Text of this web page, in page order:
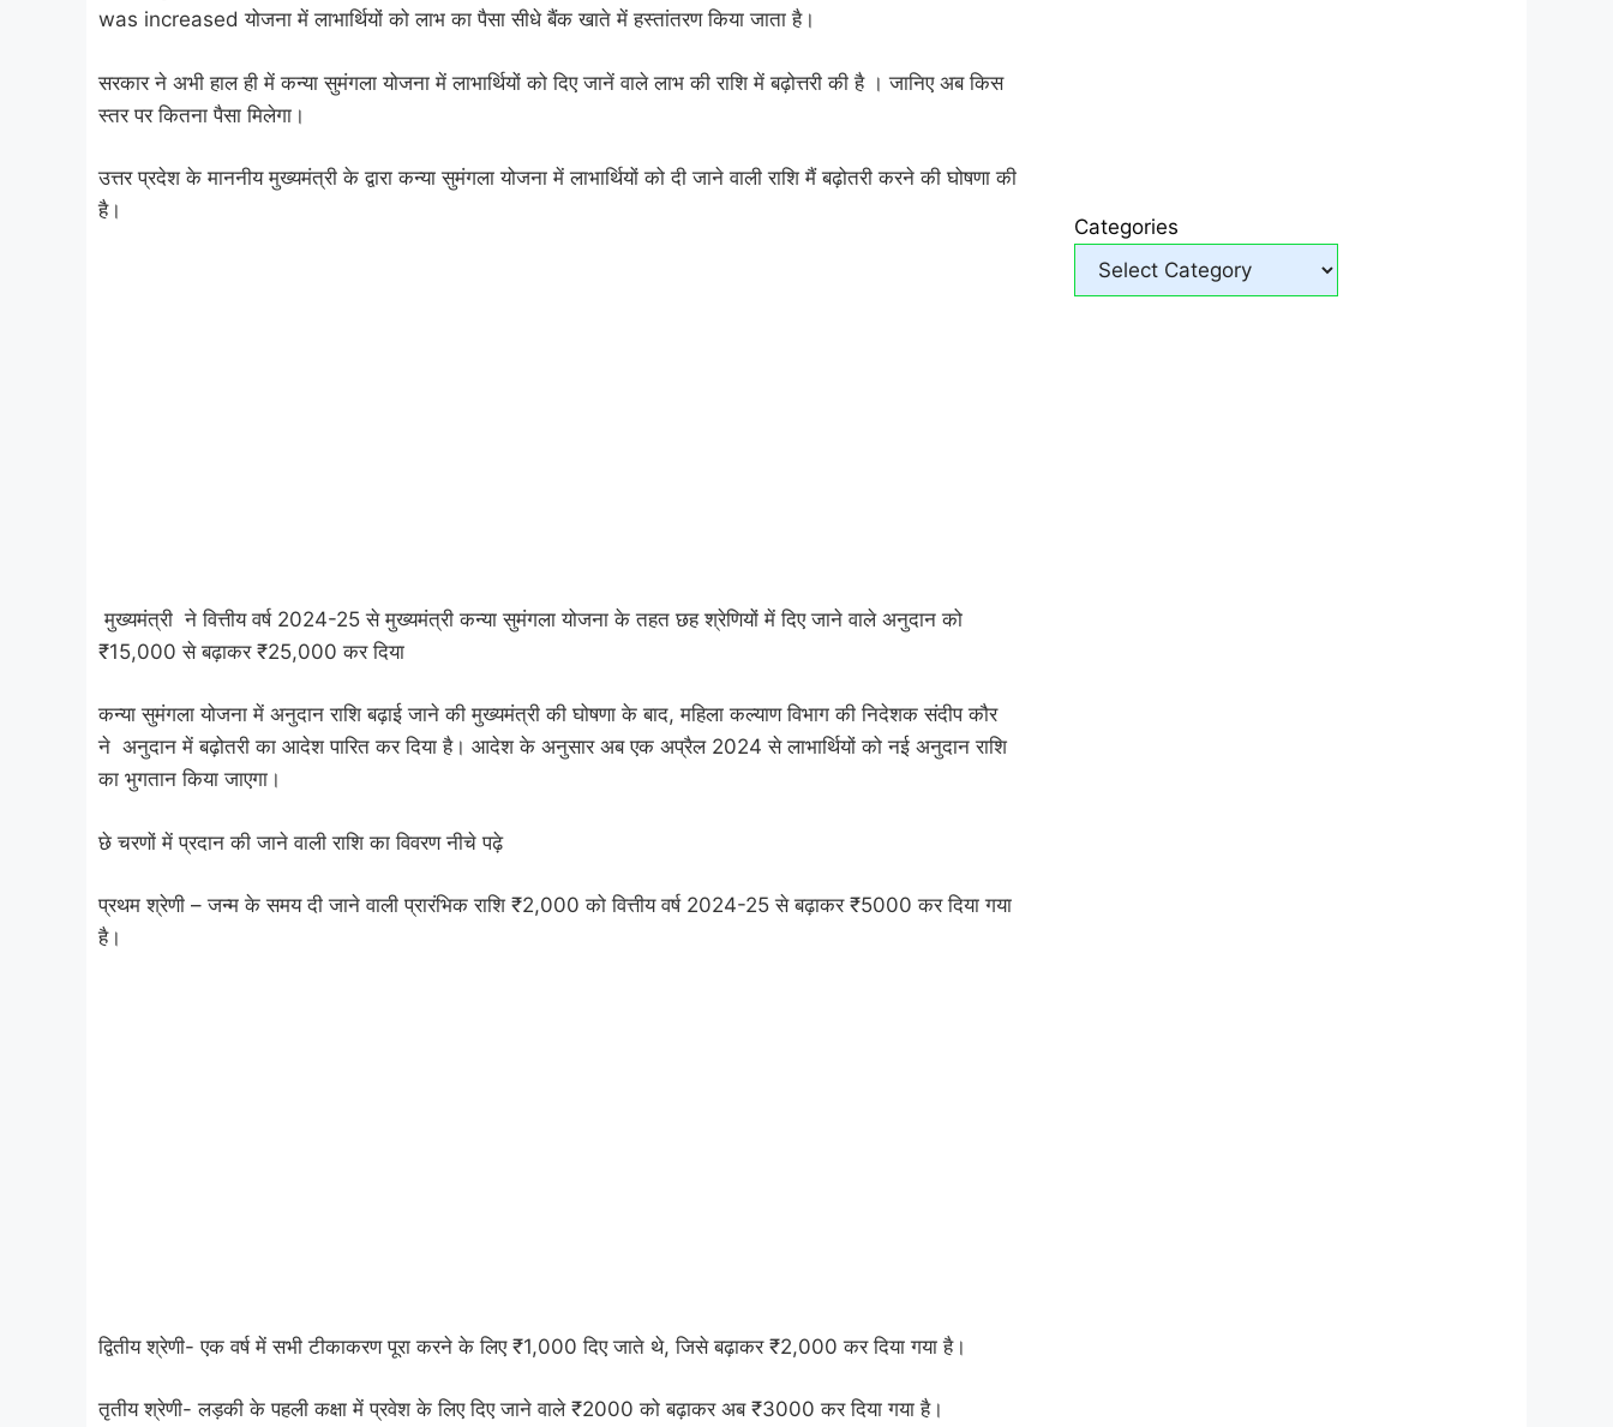
was increased योजना में लाभार्थियों को लाभ का पैसा सीधे बैंक खाते में हस्तांतरण किया जाता है।
सरकार ने अभी हाल ही में कन्या सुमंगला योजना में लाभार्थियों को दिए जानें वाले लाभ की राशि में बढ़ोत्तरी की है । जानिए अब किस
स्तर पर कितना पैसा मिलेगा।
उत्तर प्रदेश के माननीय मुख्यमंत्री के द्वारा कन्या सुमंगला योजना में लाभार्थियों को दी जाने वाली राशि मैं बढ़ोतरी करने की घोषणा की
है।
मुख्यमंत्री ने वित्तीय वर्ष 2024-25 से मुख्यमंत्री कन्या सुमंगला योजना के तहत छह श्रेणियों में दिए जाने वाले अनुदान को
₹15,000 से बढ़ाकर ₹25,000 कर दिया
कन्या सुमंगला योजना में अनुदान राशि बढ़ाई जाने की मुख्यमंत्री की घोषणा के बाद, महिला कल्याण विभाग की निदेशक संदीप कौर
ने अनुदान में बढ़ोतरी का आदेश पारित कर दिया है। आदेश के अनुसार अब एक अप्रैल 2024 से लाभार्थियों को नई अनुदान राशि
का भुगतान किया जाएगा।
छे चरणों में प्रदान की जाने वाली राशि का विवरण नीचे पढ़े
प्रथम श्रेणी – जन्म के समय दी जाने वाली प्रारंभिक राशि ₹2,000 को वित्तीय वर्ष 2024-25 से बढ़ाकर ₹5000 कर दिया गया
है।
द्वितीय श्रेणी- एक वर्ष में सभी टीकाकरण पूरा करने के लिए ₹1,000 दिए जाते थे, जिसे बढ़ाकर ₹2,000 कर दिया गया है।
तृतीय श्रेणी- लड़की के पहली कक्षा में प्रवेश के लिए दिए जाने वाले ₹2000 को बढ़ाकर अब ₹3000 कर दिया गया है।
Categories